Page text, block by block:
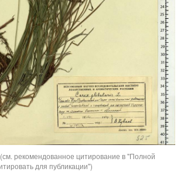
рекомендованное цитирование в "Полной
для публикации")